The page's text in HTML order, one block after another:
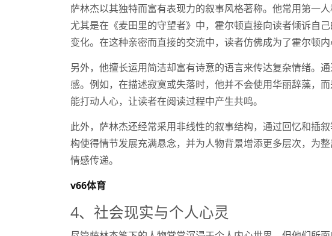
萨林杰以其独特而富有表现力的叙事风格著称。他常用第一
尤其是在《麦田里的守望者》中，霍尔顿直接向读者倾诉自
变化。在这种亲密而直接的交流中，读者仿佛成为了霍尔顿
另外，他擅长运用简洁却富有诗意的语言来传达复杂情绪。
感。例如，在描述寂寞或失落时，他并不会使用华丽辞藻，
能打动人心，让读者在阅读过程中产生共鸣。
此外，萨林杰还经常采用非线性的叙事结构，通过回忆和插
构使得情节发展充满悬念，并为人物背景增添更多层次，为
情感传递。
v66体育
4、社会现实与个人心灵